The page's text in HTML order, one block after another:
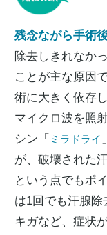
残念ながら手術
除去しきれなか
ことが主な原因
術に大きく依存し
マイクロ波を照
シン「 ミラドライ
が、破壊された
という点でもポ
は1回でも汗腺
キガなど、症状